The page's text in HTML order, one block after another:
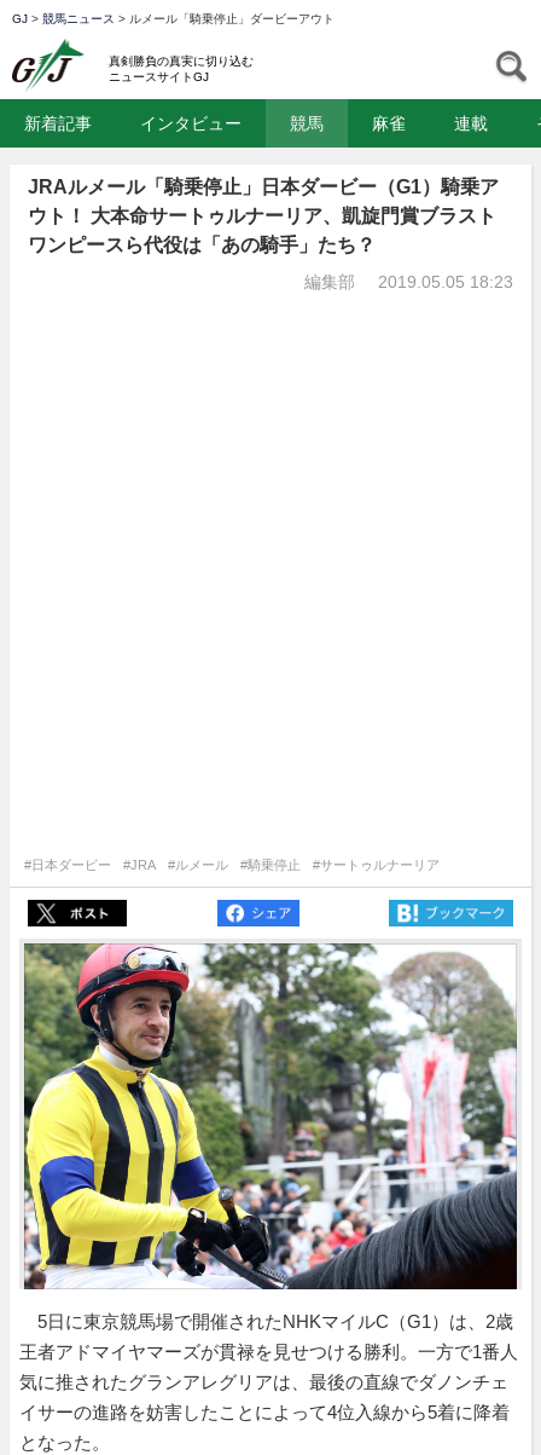
GJ > 競馬ニュース > ルメール「騎乗停止」ダービーアウト
真剣勝負の真実に切り込む
ニュースサイトGJ
新着記事 インタビュー 競馬 麻雀 連載
JRAルメール「騎乗停止」日本ダービー（G1）騎乗ア
ウト！ 大本命サートゥルナーリア、凱旋門賞ブラスト
ワンピースら代役は「あの騎手」たち？
編集部 2019.05.05 18:23
#日本ダービー #JRA #ルメール #騎乗停止 #サートゥルナーリア
5日に東京競馬場で開催されたNHKマイルC（G1）は、2歳
王者アドマイヤマーズが貫禄を見せつける勝利。一方で1番人
気に推されたグランアレグリアは、最後の直線でダノンチェ
イサーの進路を妨害したことによって4位入線から5着に降着
となった。